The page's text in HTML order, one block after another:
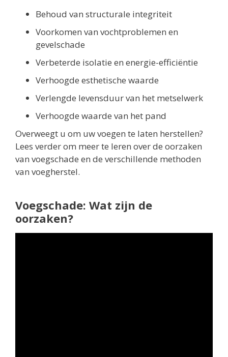
Behoud van structurale integriteit
Voorkomen van vochtproblemen en
gevelschade
Verbeterde isolatie en energie-efficiëntie
Verhoogde esthetische waarde
Verlengde levensduur van het metselwerk
Verhoogde waarde van het pand
Overweegt u om uw voegen te laten herstellen?
Lees verder om meer te leren over de oorzaken
van voegschade en de verschillende methoden
van voegherstel.
Voegschade: Wat zijn de
oorzaken?